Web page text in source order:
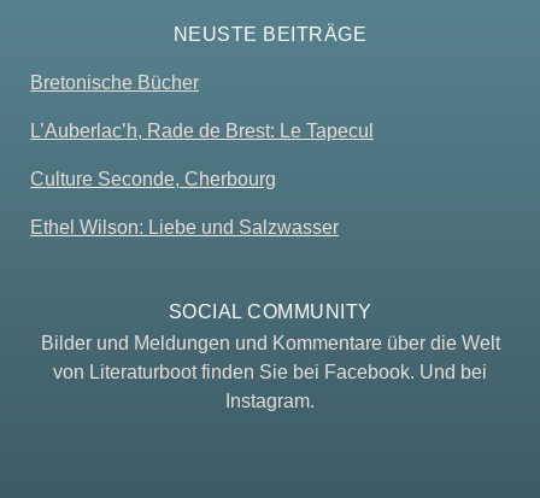
NEUSTE BEITRÄGE
Bretonische Bücher
L’Auberlac’h, Rade de Brest: Le Tapecul
Culture Seconde, Cherbourg
Ethel Wilson: Liebe und Salzwasser
SOCIAL COMMUNITY
Bilder und Meldungen und Kommentare über die Welt
von Literaturboot finden Sie bei Facebook. Und bei
Instagram.